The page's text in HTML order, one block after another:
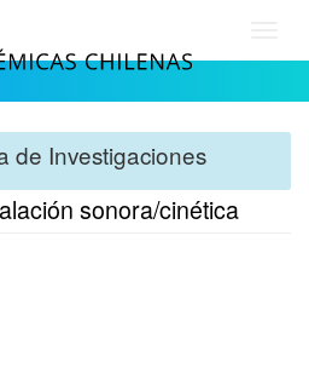
de Investigaciones
sonora/cinética